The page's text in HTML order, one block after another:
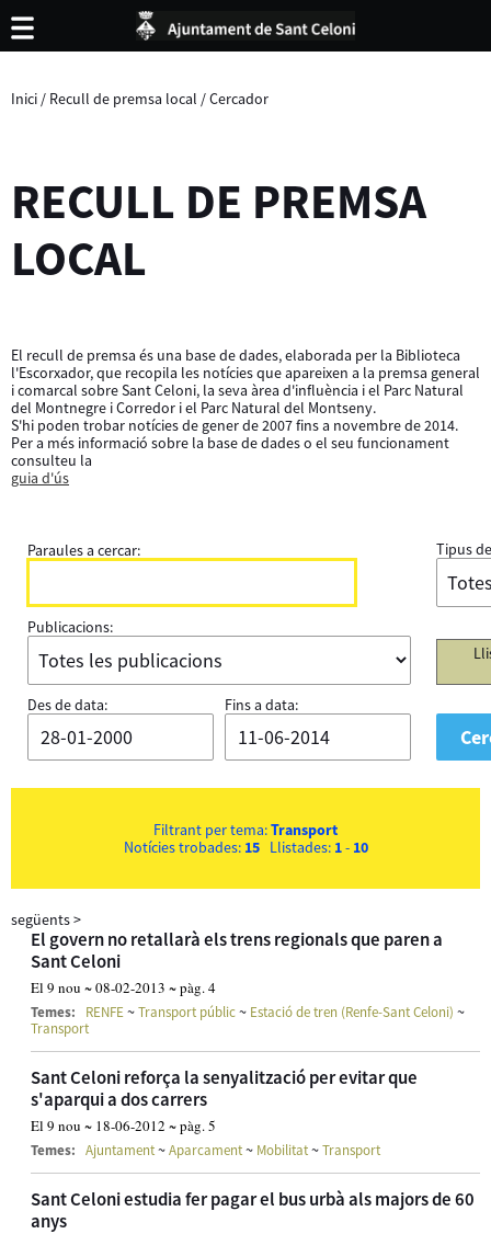
Inici / Recull de premsa local /Cercador
RECULL DE PREMSA
LOCAL
El recull de premsa és una base de dades, elaborada per la Biblioteca
l'Escorxador, que recopila les notícies que apareixen a la premsa general
i comarcal sobre Sant Celoni, la seva àrea d'influència i el Parc Natural
del Montnegre i Corredor i el Parc Natural del Montseny.
S'hi poden trobar notícies de gener de 2007 fins a novembre de 2014.
Per a més informació sobre la base de dades o el seu funcionament
consulteu la
guia d'ús
Paraules a cercar: Tipus
Publicacions:
Des de data: Fins a data:
Filtrant per tema:Transport
Notícies trobades: 15Llistades: 1- 10
següents>
El govern no retallarà els trens regionals que paren a
Sant Celoni
El 9 nou ~ 08-02-2013 ~ pàg. 4
Temes: RENFE~Transport públic~ Estació de tren (Renfe-Sant Celoni) ~
Transport
Sant Celoni reforça la senyalització per evitar que
s'aparqui a dos carrers
El 9 nou ~ 18-06-2012 ~ pàg. 5
Temes: Ajuntament~Aparcament~ Mobilitat~Transport
Sant Celoni estudia fer pagar el bus urbà als majors de 60
anys